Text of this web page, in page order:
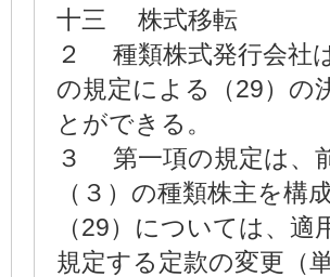
十三 株式移転
２ 種類株式発行会社
の規定による（29）の
とができる。
３ 第一項の規定は、
（３）の種類株主を構
（29）については、
規定する定款の変更（